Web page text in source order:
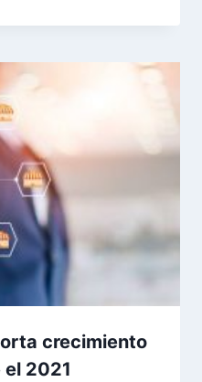
crecimiento
2021